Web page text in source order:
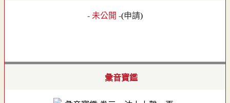
- 未公開 -(申請)
彙音寶鑑